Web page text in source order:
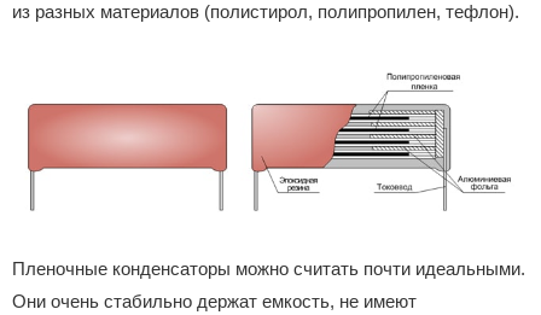
из разных материалов (полистирол, полипропилен, тефлон).
Пленочные конденсаторы можно считать почти идеальными.
Они очень стабильно держат емкость, не имеют